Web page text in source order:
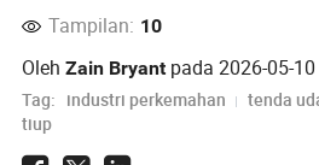
Tampilan: 10
OlehZain Bryant pada2026-05-10
Tag: industri perkemahan tenda
tiup